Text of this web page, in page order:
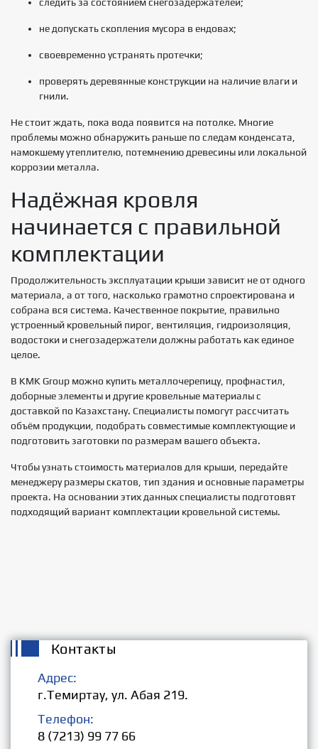
не допускать скопления мусора в ендовах;
своевременно устранять протечки;
проверять деревянные конструкции на наличие влаги и
гнили.
Не стоит ждать, пока вода появится на потолке. Многие
проблемы можно обнаружить раньше по следам конденсата,
намокшему утеплителю, потемнению древесины или локальной
коррозии металла.
Надёжная кровля
начинается с правильной
комплектации
Продолжительность эксплуатации крыши зависит не от одного
материала, а от того, насколько грамотно спроектирована и
собрана вся система. Качественное покрытие, правильно
устроенный кровельный пирог, вентиляция, гидроизоляция,
водостоки и снегозадержатели должны работать как единое
целое.
В KMK Group можно купить металлочерепицу, профнастил,
доборные элементы и другие кровельные материалы с
доставкой по Казахстану. Специалисты помогут рассчитать
объём продукции, подобрать совместимые комплектующие и
подготовить заготовки по размерам вашего объекта.
Чтобы узнать стоимость материалов для крыши, передайте
менеджеру размеры скатов, тип здания и основные параметры
проекта. На основании этих данных специалисты подготовят
подходящий вариант комплектации кровельной системы.
Контакты
Адрес:
г.Темиртау, ул. Абая 219.
Телефон:
8 (7213) 99 77 66